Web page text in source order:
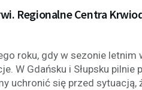
Regionalne Centra
roku, gdy w sezonie letnim
W Gdańsku i Słupsku pilnie
uchronić się przed